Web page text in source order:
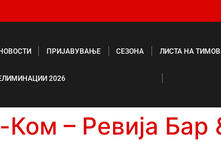
ПРИЈАВУВАЊЕ СЕЗОНА ЛИСТА НА
2026
– Ревија Бар